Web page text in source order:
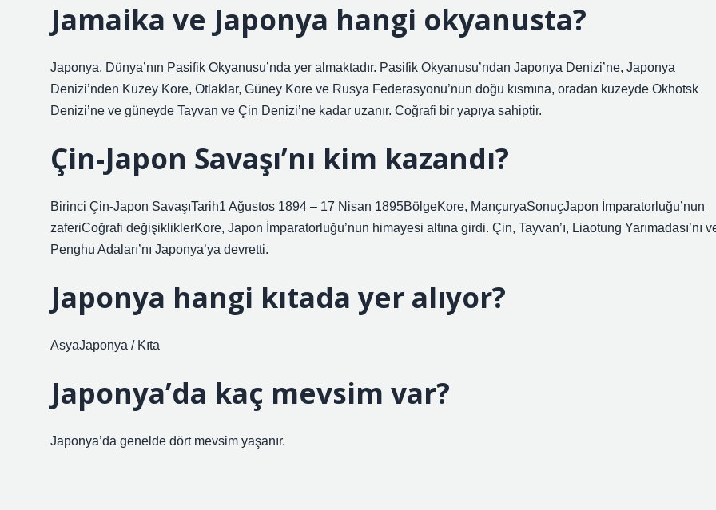
Jamaika ve Japonya hangi okyanusta?
Japonya, Dünya’nın Pasifik Okyanusu’nda yer almaktadır. Pasifik Okyanusu’ndan Japonya Denizi’ne, Japonya
Denizi’nden Kuzey Kore, Otlaklar, Güney Kore ve Rusya Federasyonu’nun doğu kısmına, oradan kuzeyde Okhotsk
Denizi’ne ve güneyde Tayvan ve Çin Denizi’ne kadar uzanır. Coğrafi bir yapıya sahiptir.
Çin-Japon Savaşı’nı kim kazandı?
Birinci Çin-Japon SavaşıTarih1 Ağustos 1894 – 17 Nisan 1895BölgeKore, MançuryaSonuçJapon İmparatorluğu’nun
zaferiCoğrafi değişikliklerKore, Japon İmparatorluğu’nun himayesi altına girdi. Çin, Tayvan’ı, Liaotung Yarımadası’nı
Penghu Adaları’nı Japonya’ya devretti.
Japonya hangi kıtada yer alıyor?
AsyaJaponya / Kıta
Japonya’da kaç mevsim var?
Japonya’da genelde dört mevsim yaşanır.